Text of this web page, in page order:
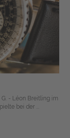
- Léon Breitling im
bei der ...